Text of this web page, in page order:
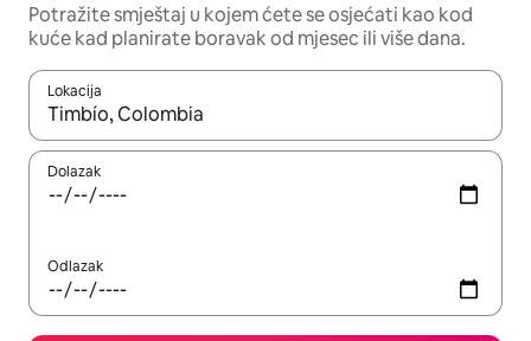
Potražite smještaj u kojem ćete se osjećati kao kod
kuće kad planirate boravak od mjesec ili više dana.
Lokacija
Kada budu dostupni rezultati, moći ćete ih pregledati
Dolazak
Odlazak